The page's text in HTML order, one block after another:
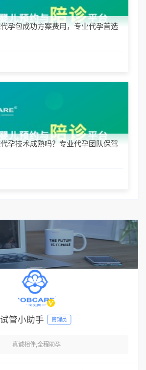
孕包成功方案费用，专业代孕首选
孕技术成熟吗？专业代孕团队保驾
试管小助手 管理员
真诚相伴,全程助孕